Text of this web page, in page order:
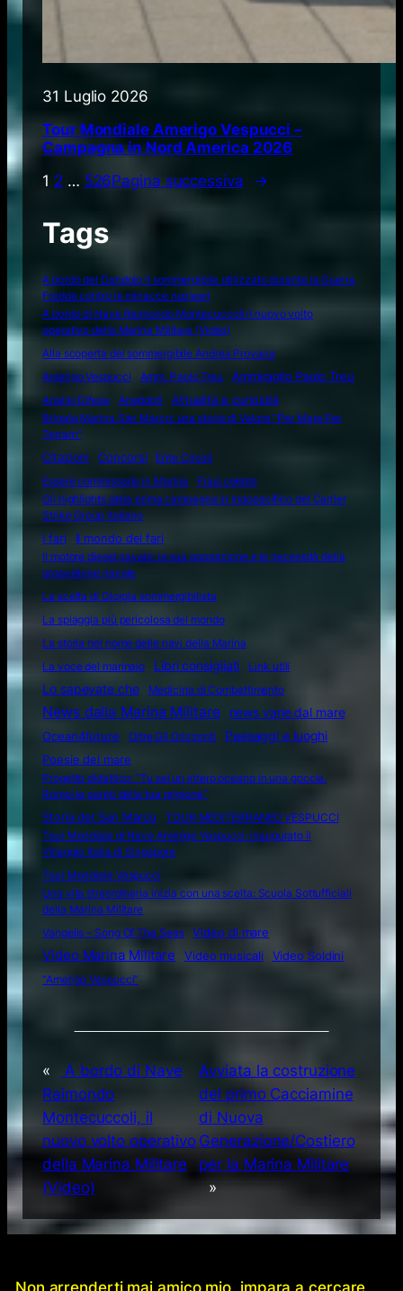
31 Luglio 2026
Tour Mondiale Amerigo Vespucci –
Campagna in Nord America 2026
1 2 … 526Pagina successiva →
Tags
A bordo del Dandolo il sommergibile utilizzato durante la Guerra
Fredda contro le minacce nucleari
A bordo di Nave Raimondo Montecuccoli il nuovo volto
operativo della Marina Militare (Video)
Alla scoperta del sommergibile Andrea Provana
Amerigo Vespucci
Amm. Paolo Treu
Ammiraglio Paolo Treu
Analisi Difesa
Aneddoti Attualità e curiosità
Brigata Marina San Marco: una storia di Valore "Per Mare Per
Terram"
Citazioni
Concorsi
Ente Circoli
Essere commissario in Marina
Frasi celebri
Gli highlights della prima campagna in Indopacifico del Carrier
Strike Group italiano
I fari
Il mondo dei fari
Il motore diesel navale: la sua apparizione e le necessità della
propulsione navale
La scelta di Giorgia sommergibilista
La spiaggia più pericolosa del mondo
La storia nel nome delle navi della Marina
La voce del marinaio
Libri consigliati Link utili
Lo sapevate che Medicina di Combattimento
News dalla Marina Militare
news varie dal mare
Ocean4future
Oltre Gli Orizzonti
Paesaggi e luoghi
Poesie del mare
Progetto didattico: “Tu sei un intero oceano in una goccia.
Rompi le pareti della tua prigione”
Storia del San Marco
TOUR MEDITERRANEO VESPUCCI
Tour Mondiale di Nave Amerigo Vespucci: inaugurato il
Villaggio Italia di Singapore
Tour Mondiale Vespucci
Una vita straordinaria inizia con una scelta: Scuola Sottufficiali
della Marina Militare
Vangelis – Song Of The Seas
Video di mare
Video Marina Militare Video musicali
Video Soldini
“Amerigo Vespucci”
«
A bordo di Nave
Raimondo
Montecuccoli, il
nuovo volto operativo
della Marina Militare
(Video)
Avviata la costruzione
del primo Cacciamine
di Nuova
Generazione/Costiero
per la Marina Militare
»